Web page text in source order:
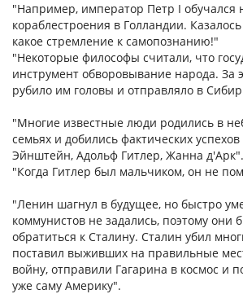
"Например, император Петр I обучался
кораблестроения в Голландии.
какое стремление к самопознанию!"
"Некоторые философы считали, что
инструмент обворовывание народа. За
рубило им головы и отправляло в
"Многие известные люди родились в
семьях и добились фактических
Эйнштейн, Адольф Гитлер, Жанна д'Арк".
"Когда Гитлер был мальчиком, он не
"Ленин шагнул в будущее, но быстро
коммунистов не задались, поэтому
обратиться к Сталину. Сталин убил
поставил выживших на правильные
войну, отправили Гагарина в космос и
уже саму Америку".